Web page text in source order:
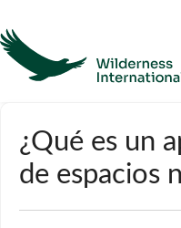
¿Qué es un
de espacios